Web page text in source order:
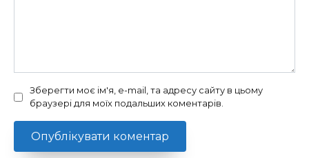
Зберегти моє ім'я, e-mail, та адресу сайту в цьому
браузері для моїх подальших коментарів.